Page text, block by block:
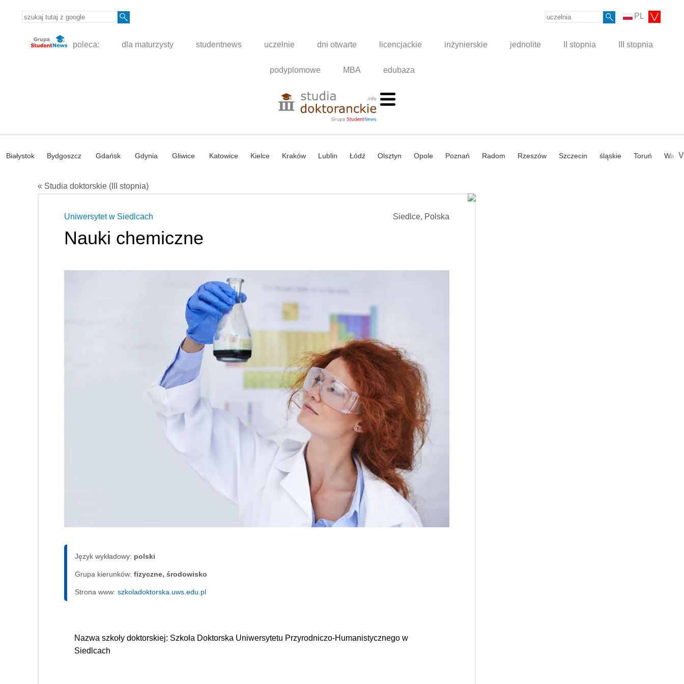
PL
poleca: dla maturzysty studentnews uczelnie dni otwarte licencjackie inżynierskie jednolite II stopnia III stopnia
podyplomowe MBA edubaza
Białystok Bydgoszcz Gdańsk Gdynia Gliwice Katowice Kielce Kraków Lublin Łódź Olsztyn Opole Poznań Radom Rzeszów Szczecin śląskie Toruń V
« Studia doktorskie (III stopnia)
Siedlce, Polska
Uniwersytet w Siedlcach
Nauki chemiczne
Język wykładowy: polski
Grupa kierunków: fizyczne, środowisko
Strona www: szkoladoktorska.uws.edu.pl
Nazwa szkoły doktorskiej: Szkoła Doktorska Uniwersytetu Przyrodniczo-Humanistycznego w
Siedlcach